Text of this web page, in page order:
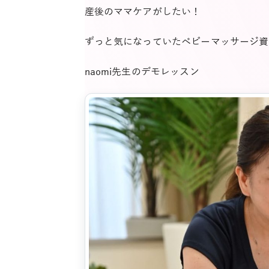
産後のママケアがしたい！
ずっと気になっていたベビーマッサージ
naomi先生のデモレッスン